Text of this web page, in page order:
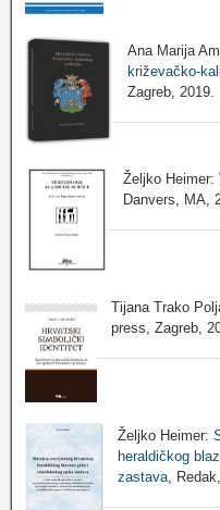
Ana Marija
križevačko-
Zagreb, 2019.
Željko Heimer:
Danvers, MA,
Tijana Trako
press, Zagreb,
Željko Heimer:
heraldičkog
zastava,